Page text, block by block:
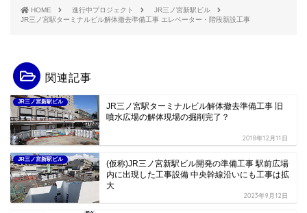
HOME 進行中プロジェクト
JR三ノ宮新駅ビル
JR三ノ宮駅ターミナルビル解体撤去準備工事 エレベーター・階段新設工事
関連記事
JR三ノ宮新駅ビル
JR三ノ宮駅ターミナルビル解体撤去準備工事 旧
噴水広場の解体現場の掘削完了？
2018年12月11日
JR三ノ宮新駅ビル
(仮称)JR三ノ宮新駅ビル開発の準備工事 駅前広場
内に出現した工事設備 中央幹線沿いにも工事は拡
大
2023年9月12日